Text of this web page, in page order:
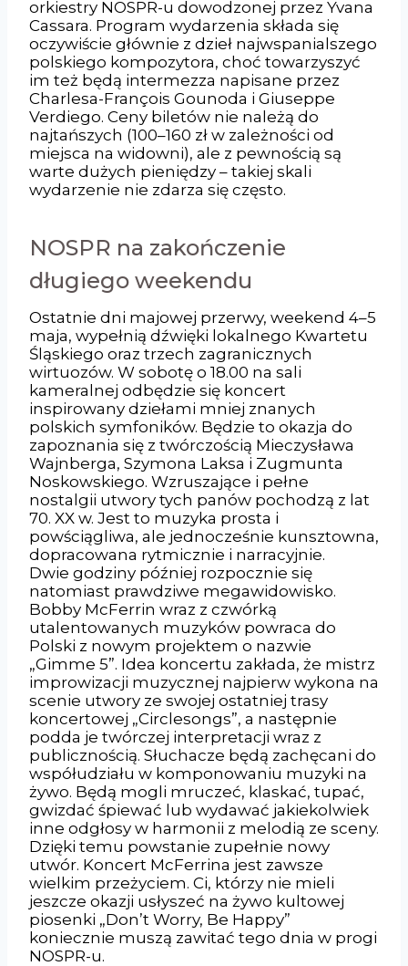
orkiestry NOSPR-u dowodzonej przez Yvana
Cassara. Program wydarzenia składa się
oczywiście głównie z dzieł najwspanialszego
polskiego kompozytora, choć towarzyszyć
im też będą intermezza napisane przez
Charlesa-François Gounoda i Giuseppe
Verdiego. Ceny biletów nie należą do
najtańszych (100–160 zł w zależności od
miejsca na widowni), ale z pewnością są
warte dużych pieniędzy – takiej skali
wydarzenie nie zdarza się często.
NOSPR na zakończenie
długiego weekendu
Ostatnie dni majowej przerwy, weekend 4–5
maja, wypełnią dźwięki lokalnego Kwartetu
Śląskiego oraz trzech zagranicznych
wirtuozów. W sobotę o 18.00 na sali
kameralnej odbędzie się koncert
inspirowany dziełami mniej znanych
polskich symfoników. Będzie to okazja do
zapoznania się z twórczością Mieczysława
Wajnberga, Szymona Laksa i Zugmunta
Noskowskiego. Wzruszające i pełne
nostalgii utwory tych panów pochodzą z lat
70. XX w. Jest to muzyka prosta i
powściągliwa, ale jednocześnie kunsztowna,
dopracowana rytmicznie i narracyjnie.
Dwie godziny później rozpocznie się
natomiast prawdziwe megawidowisko.
Bobby McFerrin wraz z czwórką
utalentowanych muzyków powraca do
Polski z nowym projektem o nazwie
„Gimme 5”. Idea koncertu zakłada, że mistrz
improwizacji muzycznej najpierw wykona na
scenie utwory ze swojej ostatniej trasy
koncertowej „Circlesongs”, a następnie
podda je twórczej interpretacji wraz z
publicznością. Słuchacze będą zachęcani do
współudziału w komponowaniu muzyki na
żywo. Będą mogli mruczeć, klaskać, tupać,
gwizdać śpiewać lub wydawać jakiekolwiek
inne odgłosy w harmonii z melodią ze sceny.
Dzięki temu powstanie zupełnie nowy
utwór. Koncert McFerrina jest zawsze
wielkim przeżyciem. Ci, którzy nie mieli
jeszcze okazji usłyszeć na żywo kultowej
piosenki „Don’t Worry, Be Happy”
koniecznie muszą zawitać tego dnia w progi
NOSPR-u.